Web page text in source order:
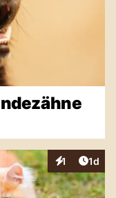
1
Interaktionen
1d